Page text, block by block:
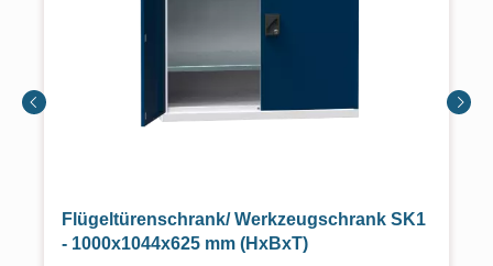
Flügeltürenschrank/ Werkzeugschrank SK1
- 1000x1044x625 mm (HxBxT)